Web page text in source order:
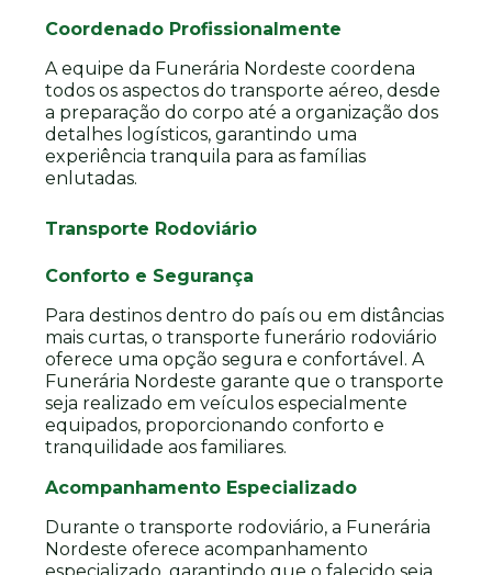
Coordenado Profissionalmente
A equipe da Funerária Nordeste coordena
todos os aspectos do transporte aéreo, desde
a preparação do corpo até a organização dos
detalhes logísticos, garantindo uma
experiência tranquila para as famílias
enlutadas.
Transporte Rodoviário
Conforto e Segurança
Para destinos dentro do país ou em distâncias
mais curtas, o transporte funerário rodoviário
oferece uma opção segura e confortável. A
Funerária Nordeste garante que o transporte
seja realizado em veículos especialmente
equipados, proporcionando conforto e
tranquilidade aos familiares.
Acompanhamento Especializado
Durante o transporte rodoviário, a Funerária
Nordeste oferece acompanhamento